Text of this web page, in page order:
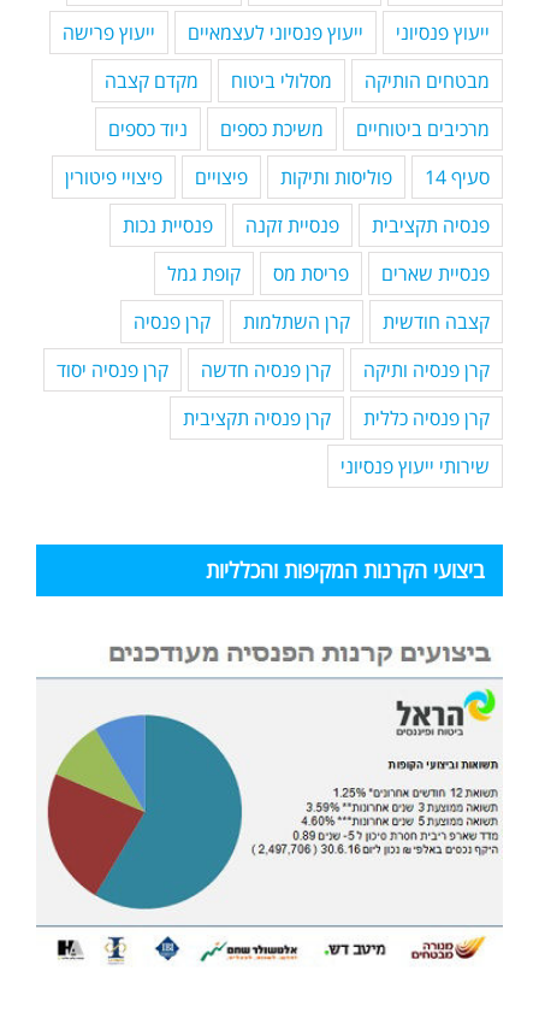
ייעוץ פנסיוני
ייעוץ פנסיוני לעצמאיים
ייעוץ פרישה
מבטחים הותיקה
מסלולי ביטוח
מקדם קצבה
מרכיבים ביטוחיים
משיכת כספים
ניוד כספים
סעיף 14
פוליסות ותיקות פיצויים
פיצויי פיטורין
פנסיה תקציבית
פנסיית זקנה
פנסיית נכות
פנסיית שארים
פריסת מס
קופת גמל
קצבה חודשית
קרן השתלמות
קרן פנסיה
קרן פנסיה ותיקה
קרן פנסיה חדשה
קרן פנסיה יסוד
קרן פנסיה כללית
קרן פנסיה תקציבית
שירותי ייעוץ פנסיוני
ביצועי הקרנות המקיפות והכלליות